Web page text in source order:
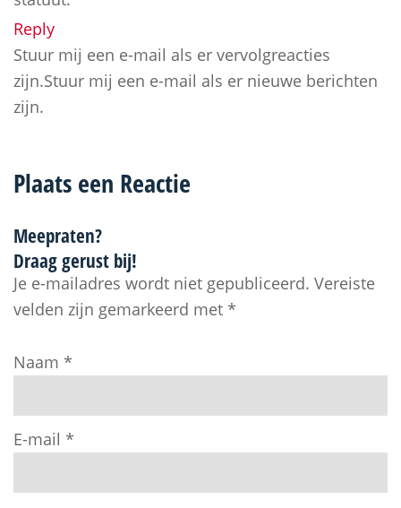
Reply
Stuur mij een e-mail als er vervolgreacties
zijn.Stuur mij een e-mail als er nieuwe berichten
zijn.
Plaats een Reactie
Meepraten?
Draag gerust bij!
Je e-mailadres wordt niet gepubliceerd. Vereiste
velden zijn gemarkeerd met *
Naam *
E-mail *